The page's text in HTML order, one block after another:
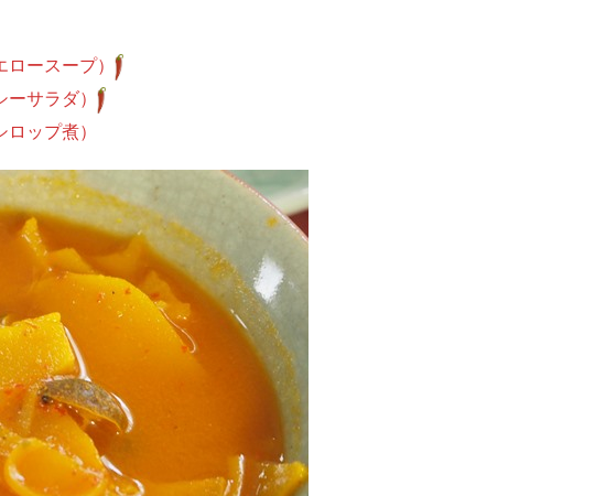
ースープ）
サラダ）
ップ煮）